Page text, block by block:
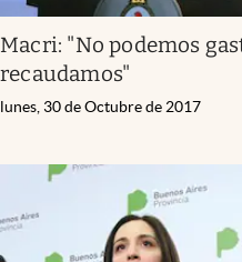
Macri: "No podemos
recaudamos"
lunes, 30 de Octubre de 2017